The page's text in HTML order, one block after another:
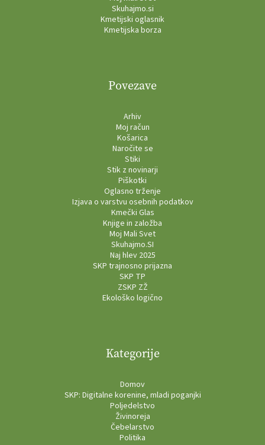
Skuhajmo.si
Kmetijski oglasnik
Kmetijska borza
Povezave
Arhiv
Moj račun
Košarica
Naročite se
Stiki
Stik z novinarji
Piškotki
Oglasno trženje
Izjava o varstvu osebnih podatkov
Kmečki Glas
Knjige in založba
Moj Mali Svet
Skuhajmo.SI
Naj hlev 2025
SKP trajnosno prijazna
SKP TP
ZSKP ZŽ
Ekološko logično
Kategorije
Domov
SKP: Digitalne korenine, mladi poganjki
Poljedelstvo
Živinoreja
Čebelarstvo
Politika